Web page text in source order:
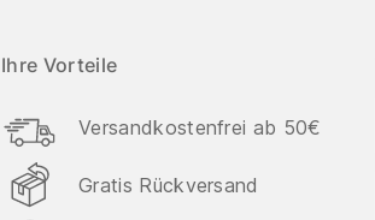
Ihre Vorteile
Versandkostenfrei ab 50€
Gratis Rückversand